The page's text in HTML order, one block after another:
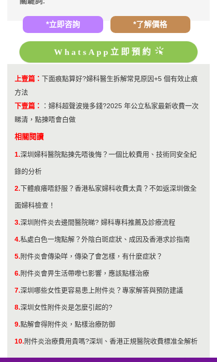
*立即咨詢 *了解價格
WhatsApp立即預約
上壹篇： 下面痕點算好?婦科醫生拆解常見原因+5 個有效止痕
方法
下壹篇：
： 婦科超聲波幾多錢?2025 年公立私家最新收費一次
睇清，點揀唔會白做
相關閱讀
1.深圳婦科醫院點揀先唔後悔？一個比較費用、技術同安全紀
錄的分析
2.下體痕癢唔舒服？香港私家婦科收費太貴？不如返深圳做全
面婦科檢查！
3.深圳附件炎去邊間醫院睇? 婦科專科推薦及診療流程
4.私處白色一塊點解？外陰白斑症狀、成因及香港求診指南
5.附件炎會傳染咩，傳染了會怎樣，有什麼症狀？
6.附件炎會畀生活帶嚟乜影響，應該點樣治療
7.深圳哪些女性更容易患上附件炎？專家解答與預防建議
8.深圳女性附件炎是怎麼引起的?
9.點解會得附件炎，點樣治療防御
10.附件炎治療費用貴嗎?深圳、香港正規醫院收費標准全解析